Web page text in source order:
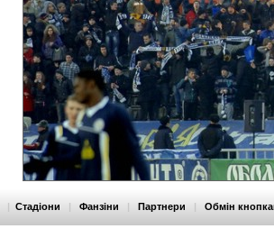
| Стадіони | Фанзіни | Партнери | Обмін